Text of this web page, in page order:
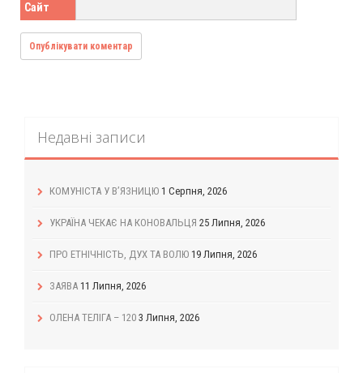
Сайт
Недавні записи
КОМУНІСТА У В’ЯЗНИЦЮ 1 Серпня, 2026
УКРАЇНА ЧЕКАЄ НА КОНОВАЛЬЦЯ 25 Липня, 2026
ПРО ЕТНІЧНІСТЬ, ДУХ ТА ВОЛЮ 19 Липня, 2026
ЗАЯВА 11 Липня, 2026
ОЛЕНА ТЕЛІГА – 120 3 Липня, 2026